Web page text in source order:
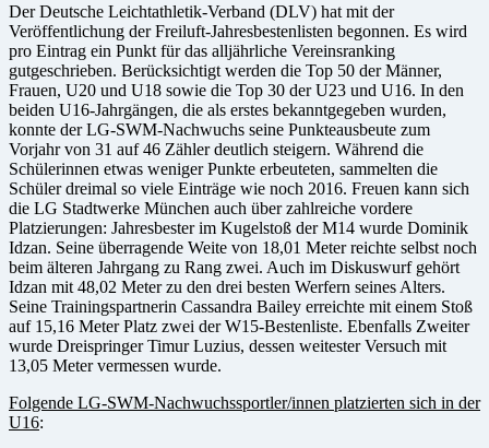
Der Deutsche Leichtathletik-Verband (DLV) hat mit der
Veröffentlichung der Freiluft-Jahresbestenlisten begonnen. Es wird
pro Eintrag ein Punkt für das alljährliche Vereinsranking
gutgeschrieben. Berücksichtigt werden die Top 50 der Männer,
Frauen, U20 und U18 sowie die Top 30 der U23 und U16. In den
beiden U16-Jahrgängen, die als erstes bekanntgegeben wurden,
konnte der LG-SWM-Nachwuchs seine Punkteausbeute zum
Vorjahr von 31 auf 46 Zähler deutlich steigern. Während die
Schülerinnen etwas weniger Punkte erbeuteten, sammelten die
Schüler dreimal so viele Einträge wie noch 2016. Freuen kann sich
die LG Stadtwerke München auch über zahlreiche vordere
Platzierungen: Jahresbester im Kugelstoß der M14 wurde Dominik
Idzan. Seine überragende Weite von 18,01 Meter reichte selbst noch
beim älteren Jahrgang zu Rang zwei. Auch im Diskuswurf gehört
Idzan mit 48,02 Meter zu den drei besten Werfern seines Alters.
Seine Trainingspartnerin Cassandra Bailey erreichte mit einem Stoß
auf 15,16 Meter Platz zwei der W15-Bestenliste. Ebenfalls Zweiter
wurde Dreispringer Timur Luzius, dessen weitester Versuch mit
13,05 Meter vermessen wurde.
Folgende LG-SWM-Nachwuchssportler/innen platzierten sich in der
U16: